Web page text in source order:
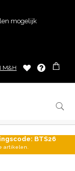
mogelijk
M&H
BTS26
artikelen.